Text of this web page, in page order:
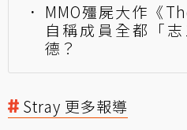
MMO殭屍大作《
自稱成員全都「
德？
Stray 更多報導